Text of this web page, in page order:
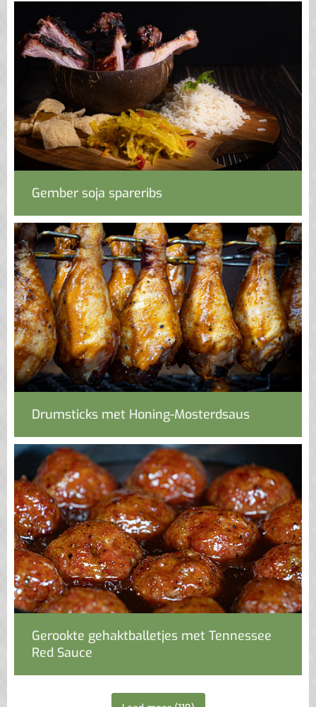
Gember soja spareribs
Drumsticks met Honing-Mosterdsaus
Gerookte gehaktballetjes met Tennessee
Red Sauce